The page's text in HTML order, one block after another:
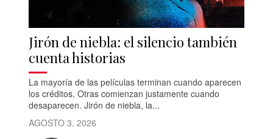
Jirón de niebla: el silencio también
cuenta historias
La mayoría de las películas terminan cuando aparecen
los créditos. Otras comienzan justamente cuando
desaparecen. Jirón de niebla, la...
AGOSTO 3, 2026